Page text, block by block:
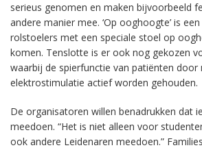
serieus genomen en maken bijvoorbeeld
andere manier mee. ‘Op ooghoogte’ is
rolstoelers met een speciale stoel op
komen. Tenslotte is er ook nog gekozen
waarbij de spierfunctie van patiënten door
elektrostimulatie actief worden gehouden.
De organisatoren willen benadrukken dat
meedoen. “Het is niet alleen voor
ook andere Leidenaren meedoen.”